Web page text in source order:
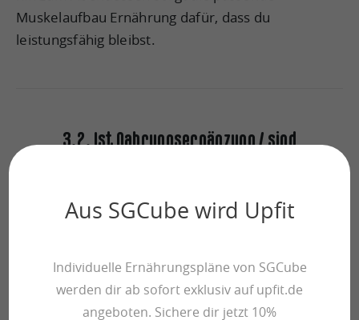
Muskelaufbau Ernährung dafür, dass du
leistungsfähig bleibst.
3.2. Ist Nahrungsergänzung / sind
Ergänzungen vor, damit du das Maximum aus
deinem Training herausholen kannst. Brauche ich
Aus SGCube wird Upfit
Individuelle Ernährungspläne von SGCube
werden dir ab sofort exklusiv auf upfit.de
angeboten. Sichere dir jetzt 10%